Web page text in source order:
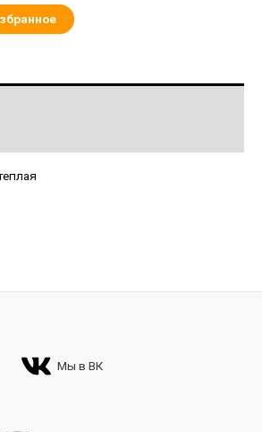
Мы в ВК